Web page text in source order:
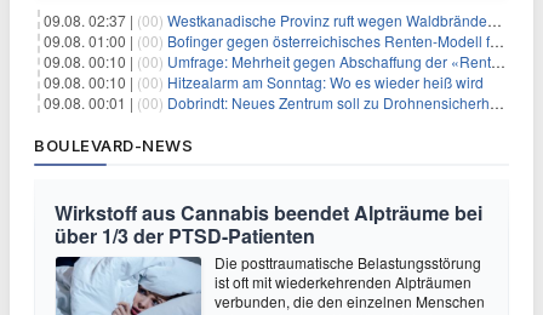
09.08. 02:37 | (00) Westkanadische Provinz ruft wegen Waldbränden Notstand aus
09.08. 01:00 | (00) Bofinger gegen österreichisches Renten-Modell für Schwerarbeiter
09.08. 00:10 | (00) Umfrage: Mehrheit gegen Abschaffung der «Rente mit 63»
09.08. 00:10 | (00) Hitzealarm am Sonntag: Wo es wieder heiß wird
09.08. 00:01 | (00) Dobrindt: Neues Zentrum soll zu Drohnensicherheit forschen
BOULEVARD-NEWS
Wirkstoff aus Cannabis beendet Alpträume bei
über 1/3 der PTSD-Patienten
Die posttraumatische Belastungsstörung
ist oft mit wiederkehrenden Alpträumen
verbunden, die den einzelnen Menschen